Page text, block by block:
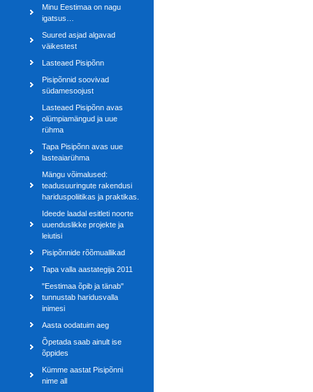
Minu Eestimaa on nagu
igatsus…
Suured asjad algavad
väikestest
Lasteaed Pisipõnn
Pisipõnnid soovivad
südamesoojust
Lasteaed Pisipõnn avas
olümpiamängud ja uue
rühma
Tapa Pisipõnn avas uue
lasteaiarühma
Mängu võimalused:
teadusuuringute rakendusi
hariduspoliitikas ja praktikas.
Ideede laadal esitleti noorte
uuenduslikke projekte ja
leiutisi
Pisipõnnide rõõmuallikad
Tapa valla aastategija 2011
"Eestimaa õpib ja tänab"
tunnustab haridusvalla
inimesi
Aasta oodatuim aeg
Õpetada saab ainult ise
õppides
Kümme aastat Pisipõnni
nime all